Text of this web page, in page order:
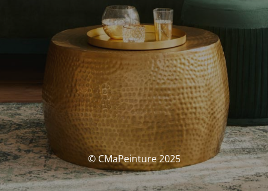
© CMaPeinture 2025